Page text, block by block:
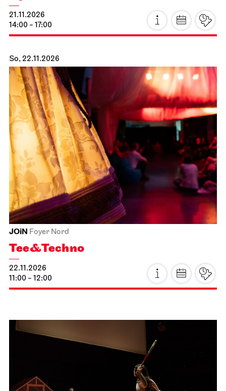
21.11.2026
14:00 - 17:00
So, 22.11.2026
JOiN Foyer Nord
Tee&Techno
22.11.2026
11:00 - 12:00